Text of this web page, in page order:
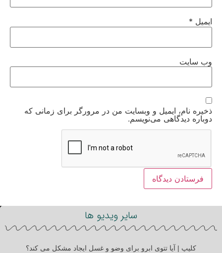
ایمیل *
وب‌ سایت
ذخیره نام، ایمیل و وبسایت من در مرورگر برای زمانی که
دوباره دیدگاهی می‌نویسم.
سایر ویدیو ها
کلیپ | آیا تتوی ابرو برای وضو و غسل ایجاد مشکل می کند؟